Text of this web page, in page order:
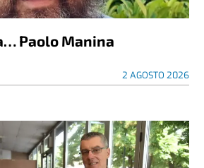
Paolo Manina
2 AGOSTO 2026